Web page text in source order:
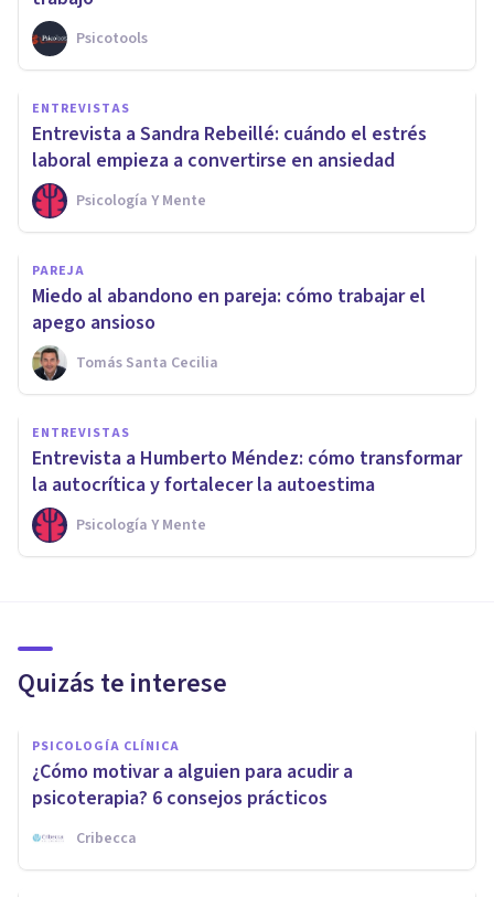
Psicotools
ENTREVISTAS
Entrevista a Sandra Rebeillé: cuándo el estrés
laboral empieza a convertirse en ansiedad
Psicología Y Mente
PAREJA
Miedo al abandono en pareja: cómo trabajar el
apego ansioso
Tomás Santa Cecilia
ENTREVISTAS
Entrevista a Humberto Méndez: cómo transformar
la autocrítica y fortalecer la autoestima
Psicología Y Mente
Quizás te interese
PSICOLOGÍA CLÍNICA
¿Cómo motivar a alguien para acudir a
psicoterapia? 6 consejos prácticos
Cribecca